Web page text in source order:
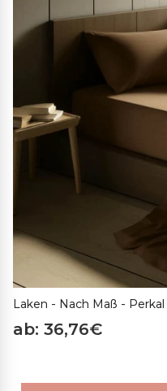
Laken - Nach Maß -
ab: 36,76€